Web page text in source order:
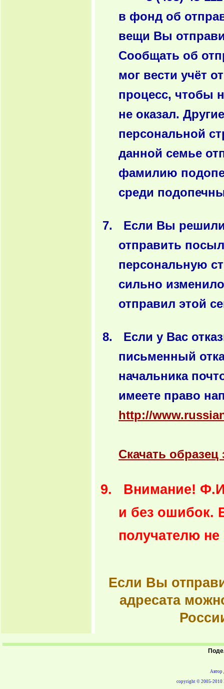
в фонд об
вещи Вы
Сообщать об
мог вести учёт
процесс, чтобы
не оказал.
персональной
данной семье
фамилию
среди
Если Вы решили
отправить
персональную
сильно
отправил этой
Если у Вас
письменный
начальника
имеете право
http://
Скачать
Внимание!
и без ошибок.
получателю не
Если Вы
адресата
Автор
copyright © 2005-2010